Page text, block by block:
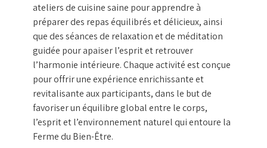
ateliers de cuisine saine pour apprendre à
préparer des repas équilibrés et délicieux, ainsi
que des séances de relaxation et de méditation
guidée pour apaiser l’esprit et retrouver
l’harmonie intérieure. Chaque activité est conçue
pour offrir une expérience enrichissante et
revitalisante aux participants, dans le but de
favoriser un équilibre global entre le corps,
l’esprit et l’environnement naturel qui entoure la
Ferme du Bien-Être.